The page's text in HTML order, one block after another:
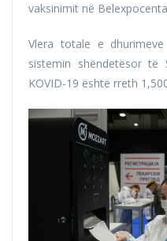
vaksinimit në
Vlera totale e
sistemin shëndetësor
KOVID-19 është rreth